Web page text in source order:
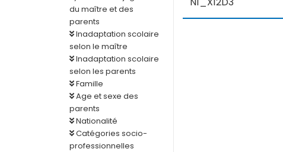
du maître et des
parents
Inadaptation scolaire
selon le maître
Inadaptation scolaire
selon les parents
Famille
Age et sexe des
parents
Nationalité
Catégories socio-
professionnelles